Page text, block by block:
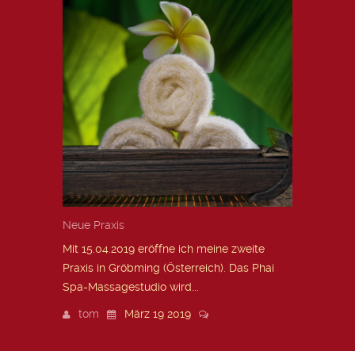
Neue Praxis
Mit 15.04.2019 eröffne ich meine zweite
Praxis in Gröbming (Österreich). Das Phai
Spa-Massagestudio wird...
tom März 19 2019